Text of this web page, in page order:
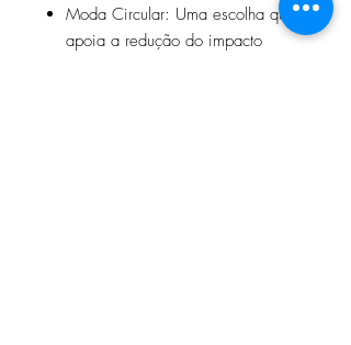
Moda Circular: Uma escolha que
apoia a redução do impacto